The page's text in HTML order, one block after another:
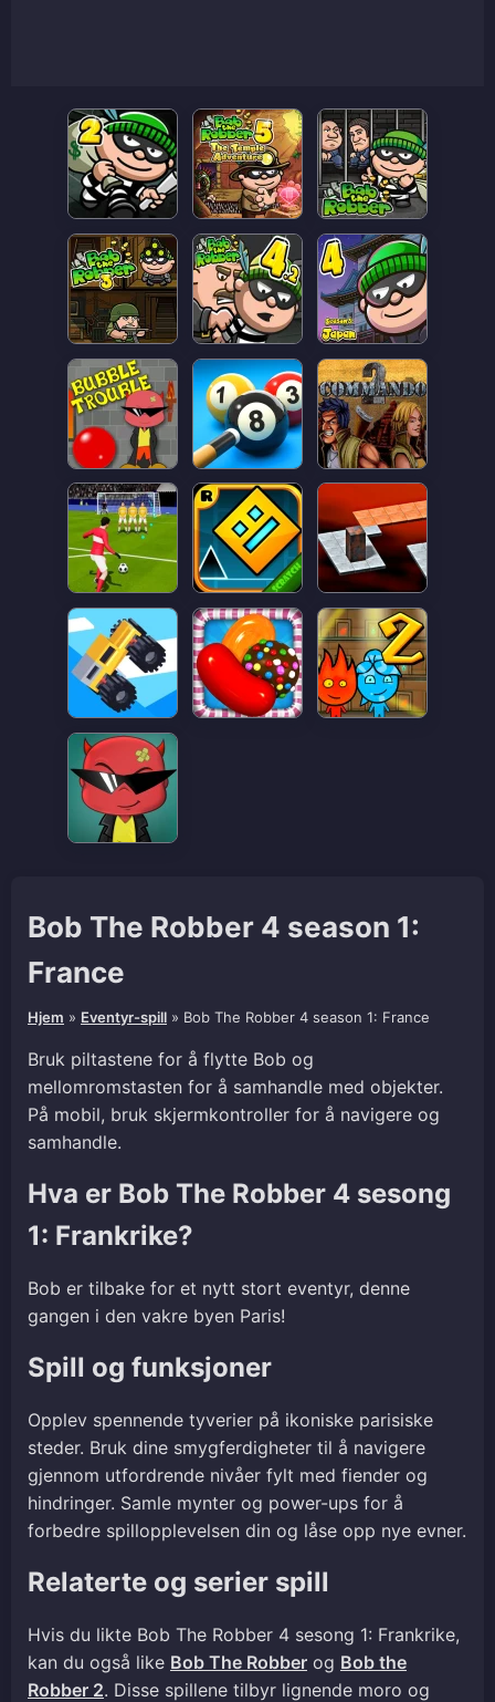
Bob The Robber 4 season 1:
France
Hjem » Eventyr-spill » Bob The Robber 4 season 1: France
Bruk piltastene for å flytte Bob og
mellomromstasten for å samhandle med objekter.
På mobil, bruk skjermkontroller for å navigere og
samhandle.
Hva er Bob The Robber 4 sesong
1: Frankrike?
Bob er tilbake for et nytt stort eventyr, denne
gangen i den vakre byen Paris!
Spill og funksjoner
Opplev spennende tyverier på ikoniske parisiske
steder. Bruk dine smygferdigheter til å navigere
gjennom utfordrende nivåer fylt med fiender og
hindringer. Samle mynter og power-ups for å
forbedre spillopplevelsen din og låse opp nye evner.
Relaterte og serier spill
Hvis du likte Bob The Robber 4 sesong 1: Frankrike,
kan du også like Bob The Robber og Bob the
Robber 2. Disse spillene tilbyr lignende moro og